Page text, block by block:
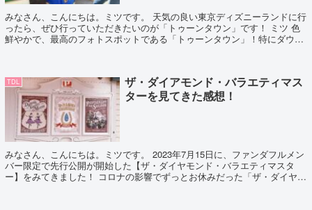
みなさん、こんにちは。ミツです。 天気の良い東京ディズニーランドに行
ったら、ぜひ行っていただきたいのが「トゥーンタウン」です！ ミツ 色
鮮やかで、最高のフォトスポットである「トゥーンタウン」！特にダウン
TDL
ザ・ダイアモンド・バラエティマス
ターを見てきた感想！
みなさん、こんにちは。ミツです。 2023年7月15日に、ファンダフルメン
バー限定で先行公開が開始した【ザ・ダイヤモンド・バラエティマスタ
ー】をみてきました！ コロナの影響でずっとお休みだった「ザ・ダイヤモ